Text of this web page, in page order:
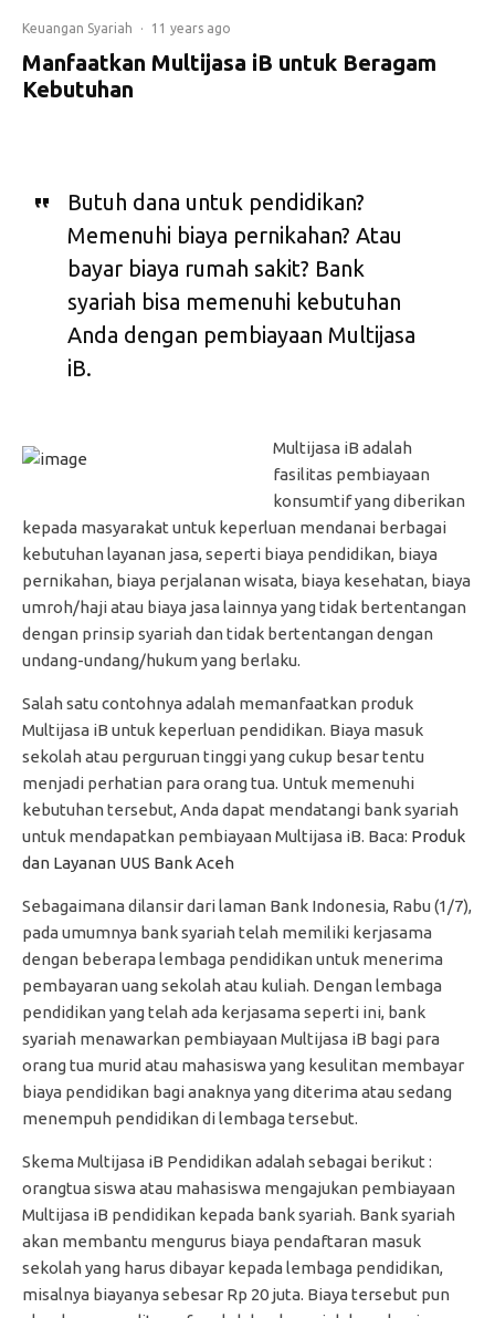
Keuangan Syariah · 11 years ago
Manfaatkan Multijasa iB untuk Beragam
Kebutuhan
Butuh dana untuk pendidikan?
Memenuhi biaya pernikahan? Atau
bayar biaya rumah sakit? Bank
syariah bisa memenuhi kebutuhan
Anda dengan pembiayaan Multijasa
iB.
Multijasa iB adalah
fasilitas pembiayaan
konsumtif yang diberikan
kepada masyarakat untuk keperluan mendanai berbagai
kebutuhan layanan jasa, seperti biaya pendidikan, biaya
pernikahan, biaya perjalanan wisata, biaya kesehatan, biaya
umroh/haji atau biaya jasa lainnya yang tidak bertentangan
dengan prinsip syariah dan tidak bertentangan dengan
undang-undang/hukum yang berlaku.
Salah satu contohnya adalah memanfaatkan produk
Multijasa iB untuk keperluan pendidikan. Biaya masuk
sekolah atau perguruan tinggi yang cukup besar tentu
menjadi perhatian para orang tua. Untuk memenuhi
kebutuhan tersebut, Anda dapat mendatangi bank syariah
untuk mendapatkan pembiayaan Multijasa iB. Baca: Produk
dan Layanan UUS Bank Aceh
Sebagaimana dilansir dari laman Bank Indonesia, Rabu (1/7),
pada umumnya bank syariah telah memiliki kerjasama
dengan beberapa lembaga pendidikan untuk menerima
pembayaran uang sekolah atau kuliah. Dengan lembaga
pendidikan yang telah ada kerjasama seperti ini, bank
syariah menawarkan pembiayaan Multijasa iB bagi para
orang tua murid atau mahasiswa yang kesulitan membayar
biaya pendidikan bagi anaknya yang diterima atau sedang
menempuh pendidikan di lembaga tersebut.
Skema Multijasa iB Pendidikan adalah sebagai berikut :
orangtua siswa atau mahasiswa mengajukan pembiayaan
Multijasa iB pendidikan kepada bank syariah. Bank syariah
akan membantu mengurus biaya pendaftaran masuk
sekolah yang harus dibayar kepada lembaga pendidikan,
misalnya biayanya sebesar Rp 20 juta. Biaya tersebut pun